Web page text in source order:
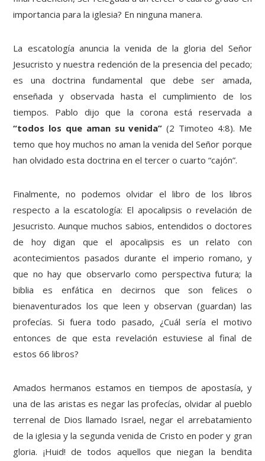
importancia para la iglesia? En ninguna manera.
La escatología anuncia la venida de la gloria del Señor
Jesucristo y nuestra redención de la presencia del pecado;
es una doctrina fundamental que debe ser amada,
enseñada y observada hasta el cumplimiento de los
tiempos. Pablo dijo que la corona está reservada a
“todos los que aman su venida” (2 Timoteo 4:8). Me
temo que hoy muchos no aman la venida del Señor porque
han olvidado esta doctrina en el tercer o cuarto “cajón”.
Finalmente, no podemos olvidar el libro de los libros
respecto a la escatología: El apocalipsis o revelación de
Jesucristo. Aunque muchos sabios, entendidos o doctores
de hoy digan que el apocalipsis es un relato con
acontecimientos pasados durante el imperio romano, y
que no hay que observarlo como perspectiva futura; la
biblia es enfática en decirnos que son felices o
bienaventurados los que leen y observan (guardan) las
profecías. Si fuera todo pasado, ¿Cuál sería el motivo
entonces de que esta revelación estuviese al final de
estos 66 libros?
Amados hermanos estamos en tiempos de apostasía, y
una de las aristas es negar las profecías, olvidar al pueblo
terrenal de Dios llamado Israel, negar el arrebatamiento
de la iglesia y la segunda venida de Cristo en poder y gran
gloria. ¡Huid! de todos aquellos que niegan la bendita